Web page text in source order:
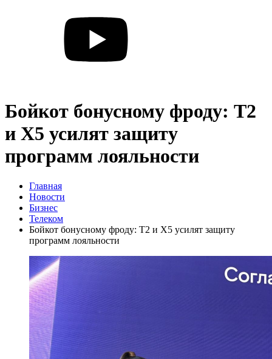
Бойкот бонусному фроду: T2
и Х5 усилят защиту
программ лояльности
Главная
Новости
Бизнес
Телеком
Бойкот бонусному фроду: T2 и Х5 усилят защиту
программ лояльности